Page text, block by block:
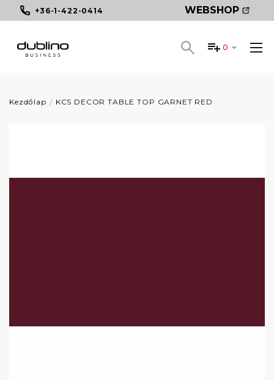
+36-1-422-0414 WEBSHOP
0
Kezdőlap KCS DECOR TABLE TOP GARNET RED